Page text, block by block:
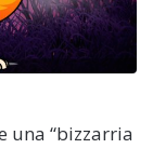
una “bizzarria